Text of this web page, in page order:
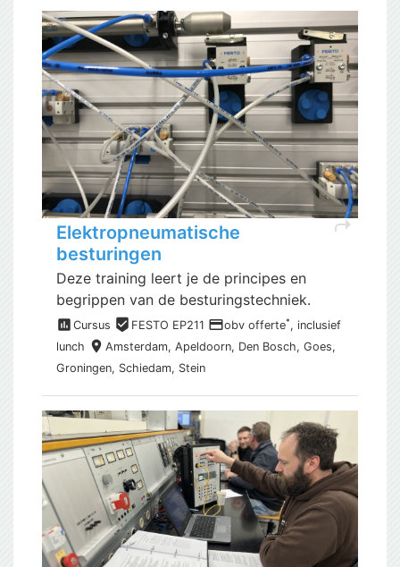
shortcut
Elektropneumatische
besturingen
Deze training leert je de principes en
begrippen van de besturingstechniek.
assessment Cursus beenhere FESTO EP211 paymentobv offerte*, inclusief
lunch place Amsterdam, Apeldoorn, Den Bosch, Goes,
Groningen, Schiedam, Stein